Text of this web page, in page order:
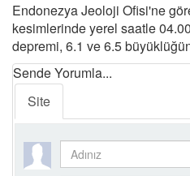
Endonezya Jeoloji Ofisi'ne
kesimlerinde yerel saatle
depremi, 6.1 ve 6.5
Sende Yorumla...
Site